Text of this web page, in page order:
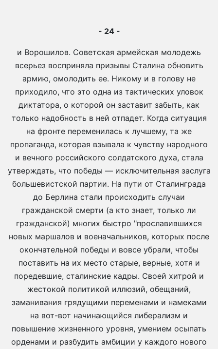
- 24 -
и Ворошилов. Советская армейская молодежь
всерьез восприняла призывы Сталина обновить
армию, омолодить ее. Никому и в голову не
приходило, что это одна из тактических уловок
диктатора, о которой он заставит забыть, как
только надобность в ней отпадет. Когда ситуация
на фронте переменилась к лучшему, та же
пропаганда, которая взывала к чувству народного
и вечного российского солдатского духа, стала
утверждать, что победы — исключительная заслуга
большевистской партии. На пути от Сталинграда
до Берлина стали происходить случаи
гражданской смерти (а кто знает, только ли
гражданской) многих быстро "прославившихся
новых маршалов и военачальников, которых после
окончательной победы и вовсе убрали, чтобы
поставить на их место старые, верные, хотя и
поредевшие, сталинские кадры. Своей хитрой и
жестокой политикой иллюзий, обещаний,
заманивания грядущими переменами и намеками
на вот-вот начинающийся либерализм и
повышение жизненного уровня, умением осыпать
орденами и разбудить амбиции у каждого нового